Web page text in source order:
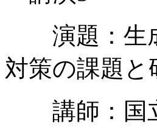
演題：生
対策の課題と
講師：国立